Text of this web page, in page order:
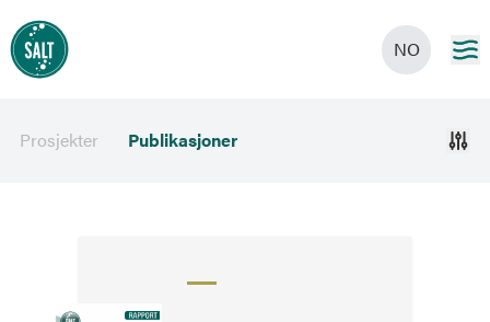
NO
Prosjekter Publikasjoner